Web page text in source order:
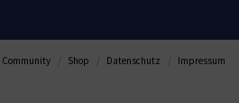
Community Shop Datenschutz Impressum